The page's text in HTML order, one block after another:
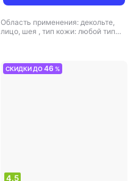
Область применения: декольте,
лицо, шея , тип кожи: любой тип
СКИДКИ ДО46 %
4.5